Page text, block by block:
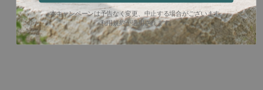
※本キャンペーンは予告なく変更、中止する場合がございます。
※利用規約が適用されます。